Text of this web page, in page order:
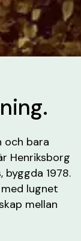
och bara
Henriksborg
1978.
lugnet
mellan